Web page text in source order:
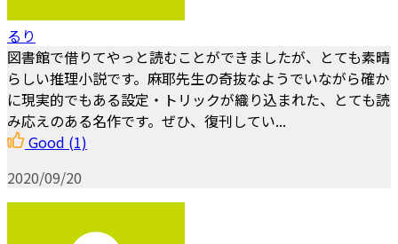
るり
図書館で借りてやっと読むことができましたが、とても素晴
らしい推理小説です。麻耶先生の奇抜なようでいながら確か
に現実的でもある設定・トリックが織り込まれた、とても読
み応えのある名作です。ぜひ、復刊してい...
Good (1)
2020/09/20